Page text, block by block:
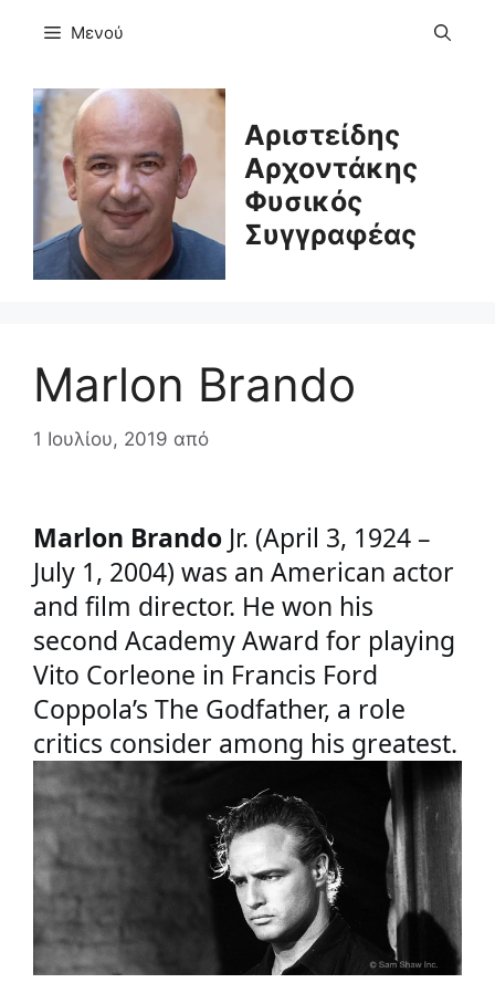
Μενού
Αριστείδης
Αρχοντάκης
Φυσικός
Συγγραφέας
Marlon Brando
1 Ιουλίου, 2019 από
Marlon Brando Jr. (April 3, 1924 –
July 1, 2004) was an American actor
and film director. He won his
second Academy Award for playing
Vito Corleone in Francis Ford
Coppola’s The Godfather, a role
critics consider among his greatest.